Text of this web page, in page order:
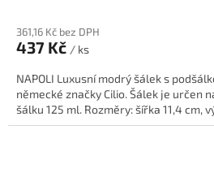
produktu
je
z
5
hvězdiček.
361,16 Kč bez DPH
437 Kč / ks
NAPOLI Luxusní modrý šálek s
německé značky Cilio. Šálek je určen
šálku 125 ml. Rozměry: šířka 11,4 cm,